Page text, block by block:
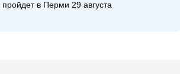
в Перми 29 августа